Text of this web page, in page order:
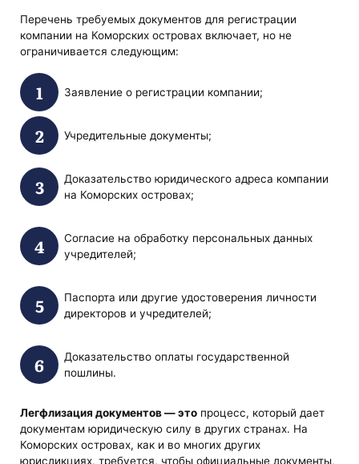
Перечень требуемых документов для регистрации
компании на Коморских островах включает, но не
ограничивается следующим:
Заявление о регистрации компании;
Учредительные документы;
Доказательство юридического адреса компании
на Коморских островах;
Согласие на обработку персональных данных
учредителей;
Паспорта или другие удостоверения личности
директоров и учредителей;
Доказательство оплаты государственной
пошлины.
Легфлизация документов — это процесс, который дает
документам юридическую силу в других странах. На
Коморских островах, как и во многих других
юрисдикциях, требуется, чтобы официальные документы,